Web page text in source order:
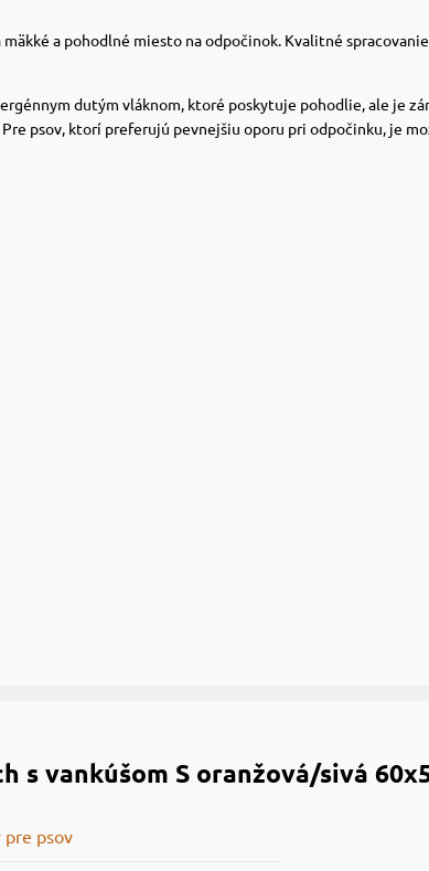
a pohodlné miesto na odpočinok. Kvalitné
dutým vláknom, ktoré poskytuje pohodlie, ale je
psov, ktorí preferujú pevnejšiu oporu pri odpočinku, je
s vankúšom S ​​oranžová/sivá
pre psov